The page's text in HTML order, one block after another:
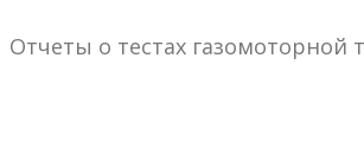
Отчеты о тестах газомоторной